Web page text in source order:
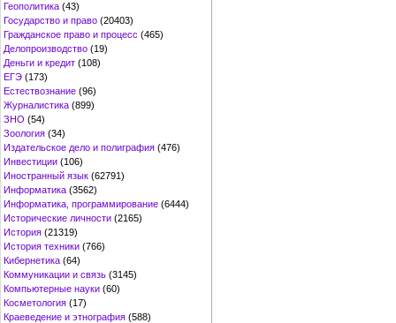
Геополитика (43)
Государство и право (20403)
Гражданское право и процесс (465)
Делопроизводство (19)
Деньги и кредит (108)
ЕГЭ (173)
Естествознание (96)
Журналистика (899)
ЗНО (54)
Зоология (34)
Издательское дело и полиграфия (476)
Инвестиции (106)
Иностранный язык (62791)
Информатика (3562)
Информатика, программирование (6444)
Исторические личности (2165)
История (21319)
История техники (766)
Кибернетика (64)
Коммуникации и связь (3145)
Компьютерные науки (60)
Косметология (17)
Краеведение и этнография (588)